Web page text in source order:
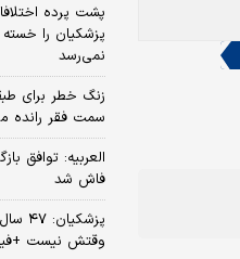
پشت پرده
پزشکیان را
نمی‌رسد
زنگ خطر برای
سمت فقر رانده
فاش شد
وقتش نیست